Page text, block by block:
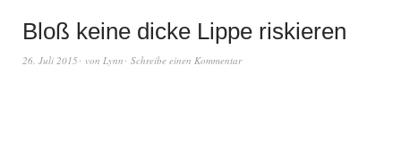
Bloß keine dicke Lippe riskieren
26. Juli 2015 von Lynn Schreibe einen Kommentar